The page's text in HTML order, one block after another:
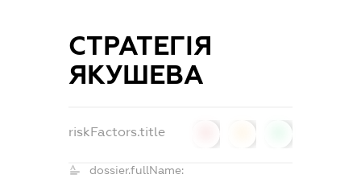
СТРАТЕГІЯ
ЯКУШЕВА
riskFactors.title
dossier.fullName: